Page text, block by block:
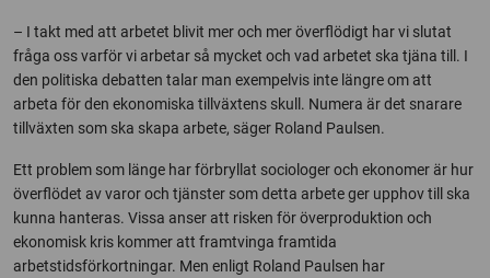
– I takt med att arbetet blivit mer och mer överflödigt har vi slutat
fråga oss varför vi arbetar så mycket och vad arbetet ska tjäna till. I
den politiska debatten talar man exempelvis inte längre om att
arbeta för den ekonomiska tillväxtens skull. Numera är det snarare
tillväxten som ska skapa arbete, säger Roland Paulsen.
Ett problem som länge har förbryllat sociologer och ekonomer är hur
överflödet av varor och tjänster som detta arbete ger upphov till ska
kunna hanteras. Vissa anser att risken för överproduktion och
ekonomisk kris kommer att framtvinga framtida
arbetstidsförkortningar. Men enligt Roland Paulsen har